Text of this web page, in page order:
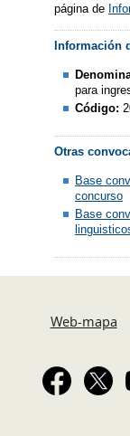
página de
Información
para
Código:
Otras
Base
concurso
Base
Web-mapa